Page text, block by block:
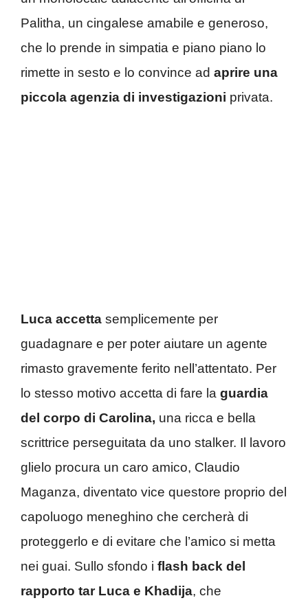
Palitha, un cingalese amabile e generoso,
che lo prende in simpatia e piano piano lo
rimette in sesto e lo convince ad aprire una
piccola agenzia di investigazioni privata.
Luca accetta semplicemente per
guadagnare e per poter aiutare un agente
rimasto gravemente ferito nell’attentato. Per
lo stesso motivo accetta di fare la guardia
del corpo di Carolina, una ricca e bella
scrittrice perseguitata da uno stalker. Il lavoro
glielo procura un caro amico, Claudio
Maganza, diventato vice questore proprio del
capoluogo meneghino che cercherà di
proteggerlo e di evitare che l’amico si metta
nei guai. Sullo sfondo i flash back del
rapporto tar Luca e Khadija, che